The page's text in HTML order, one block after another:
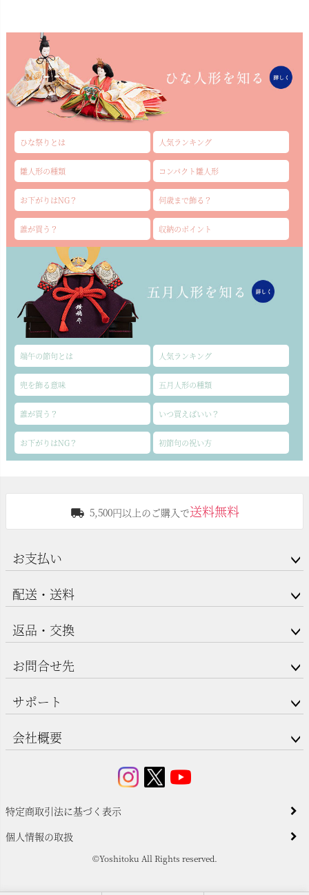
ひな祭りとは 人気ランキング
雛人形の種類 コンパクト雛人形
お下がりはNG？ 何歳まで飾る？
誰が買う？ 収納のポイント
端午の節句とは 人気ランキング
兜を飾る意味 五月人形の種類
誰が買う？ いつ買えばいい？
お下がりはNG？ 初節句の祝い方
5,500円以上のご購入で送料無料
お支払い
配送・送料
返品・交換
お問合せ先
サポート
会社概要
特定商取引法に基づく表示
個人情報の取扱
©Yoshitoku All Rights reserved.